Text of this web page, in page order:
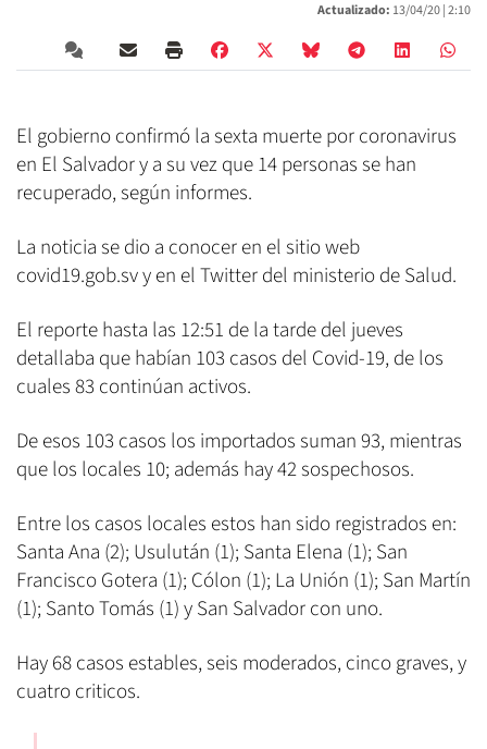
Actualizado: 13/04/20 |2:10
El gobierno confirmó la sexta muerte por coronavirus
en El Salvador y a su vez que 14 personas se han
recuperado, según informes.
La noticia se dio a conocer en el sitio web
covid19.gob.sv y en el Twitter del ministerio de Salud.
El reporte hasta las 12:51 de la tarde del jueves
detallaba que habían 103 casos del Covid-19, de los
cuales 83 continúan activos.
De esos 103 casos los importados suman 93, mientras
que los locales 10; además hay 42 sospechosos.
Entre los casos locales estos han sido registrados en:
Santa Ana (2); Usulután (1); Santa Elena (1); San
Francisco Gotera (1); Cólon (1); La Unión (1); San Martín
(1); Santo Tomás (1) y San Salvador con uno.
Hay 68 casos estables, seis moderados, cinco graves, y
cuatro criticos.